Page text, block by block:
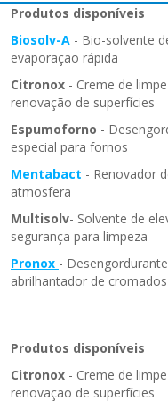
Produtos disponíveis
Biosolv-A - Bio-solvente
evaporação rápida
Citronox - Creme de
renovação de superfícies
Espumoforno -
especial para fornos
Mentabact - Renovador
atmosfera
Multisolv- Solvente de
segurança para limpeza
Pronox - Desengordurante
abrilhantador de
Produtos disponíveis
Citronox - Creme de
renovação de superfícies